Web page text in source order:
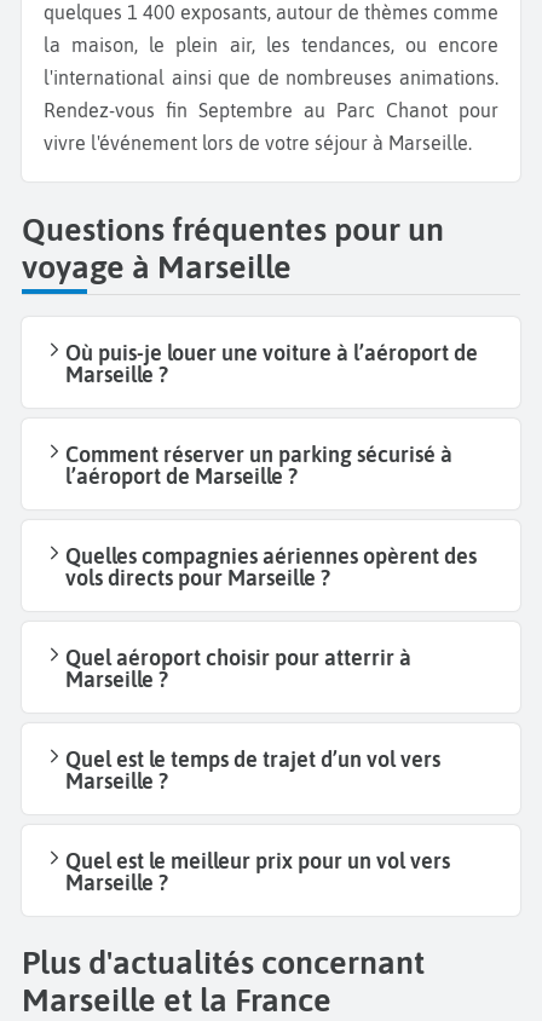
quelques 1 400 exposants, autour de thèmes comme
la maison, le plein air, les tendances, ou encore
l'international ainsi que de nombreuses animations.
Rendez-vous fin Septembre au Parc Chanot pour
vivre l'événement lors de votre séjour à Marseille.
Questions fréquentes pour un
voyage à Marseille
Où puis-je louer une voiture à l’aéroport de
Marseille ?
Comment réserver un parking sécurisé à
l’aéroport de Marseille ?
Quelles compagnies aériennes opèrent des
vols directs pour Marseille ?
Quel aéroport choisir pour atterrir à
Marseille ?
Quel est le temps de trajet d’un vol vers
Marseille ?
Quel est le meilleur prix pour un vol vers
Marseille ?
Plus d'actualités concernant
Marseille et la France